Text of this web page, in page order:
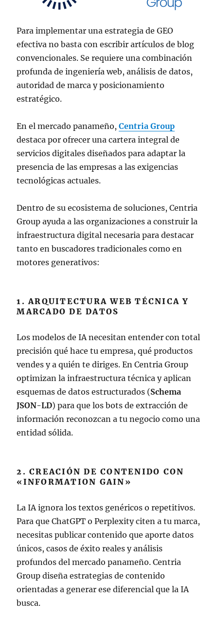
Para implementar una estrategia de GEO
efectiva no basta con escribir artículos de blog
convencionales. Se requiere una combinación
profunda de ingeniería web, análisis de datos,
autoridad de marca y posicionamiento
estratégico.
En el mercado panameño,Centria Group
destaca por ofrecer una cartera integral de
servicios digitales diseñados para adaptar la
presencia de las empresas a las exigencias
tecnológicas actuales.
Dentro de su ecosistema de soluciones, Centria
Group ayuda a las organizaciones a construir la
infraestructura digital necesaria para destacar
tanto en buscadores tradicionales como en
motores generativos:
1. ARQUITECTURA WEB TÉCNICA Y
MARCADO DE DATOS
Los modelos de IA necesitan entender con total
precisión qué hace tu empresa, qué productos
vendes y a quién te diriges. En Centria Group
optimizan la infraestructura técnica y aplican
esquemas de datos estructurados (Schema
JSON-LD) para que los bots de extracción de
información reconozcan a tu negocio como una
entidad sólida.
2. CREACIÓN DE CONTENIDO CON
«INFORMATION GAIN»
La IA ignora los textos genéricos o repetitivos.
Para que ChatGPT o Perplexity citen a tu marca,
necesitas publicar contenido que aporte datos
únicos, casos de éxito reales y análisis
profundos del mercado panameño. Centria
Group diseña estrategias de contenido
orientadas a generar ese diferencial que la IA
busca.